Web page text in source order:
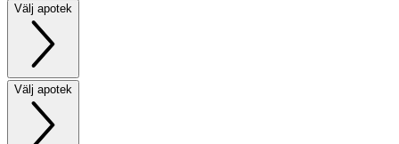
Välj apotek
Välj apotek